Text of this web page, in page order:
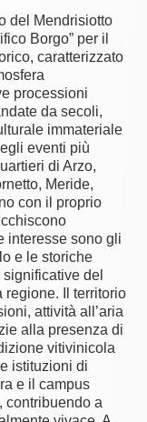
del Mendrisiotto
Borgo” per il
caratterizzato
processioni
da secoli,
immateriale
eventi più
di Arzo,
Meride,
con il proprio
interesse sono gli
e le storiche
del
regione. Il territorio
attività all’aria
alla presenza di
vitivinicola
istituzioni di
e il campus
contribuendo a